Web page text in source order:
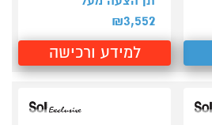
₪3,552
למידע ורכישה